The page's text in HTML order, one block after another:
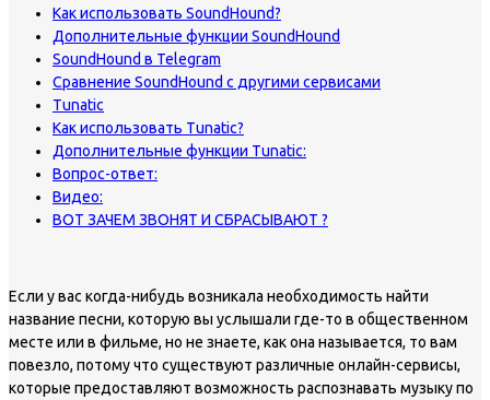
Как использовать SoundHound?
Дополнительные функции SoundHound
SoundHound в Telegram
Сравнение SoundHound с другими сервисами
Tunatic
Как использовать Tunatic?
Дополнительные функции Tunatic:
Вопрос-ответ:
Видео:
ВОТ ЗАЧЕМ ЗВОНЯТ И СБРАСЫВАЮТ ?
Если у вас когда-нибудь возникала необходимость найти
название песни, которую вы услышали где-то в общественном
месте или в фильме, но не знаете, как она называется, то вам
повезло, потому что существуют различные онлайн-сервисы,
которые предоставляют возможность распознавать музыку по